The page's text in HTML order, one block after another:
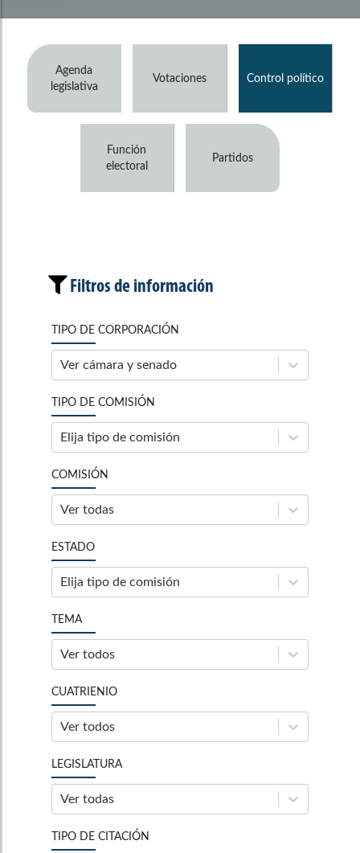
Agenda
legislativa
Votaciones Control político
Función
electoral
Partidos
Filtros de información
TIPO DE CORPORACIÓN
Ver cámara y senado
TIPO DE COMISIÓN
Elija tipo de comisión
COMISIÓN
Ver todas
ESTADO
Elija tipo de comisión
TEMA
Ver todos
CUATRIENIO
Ver todos
LEGISLATURA
Ver todas
TIPO DE CITACIÓN